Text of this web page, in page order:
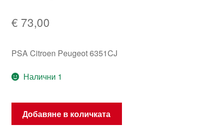
€ 73,00
PSA Citroen Peugeot 6351CJ
Налични 1
количество
Добавяне в количката